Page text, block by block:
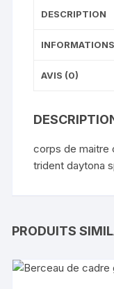
DESCRIPTION
AVIS (0)
corps de maitre
trident daytona
PRODUITS